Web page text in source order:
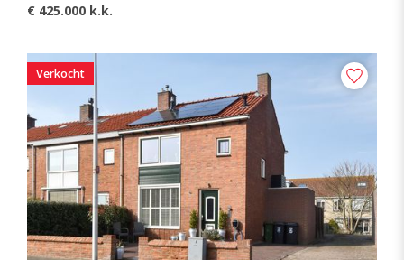
€ 425.000 k.k.
Verkocht